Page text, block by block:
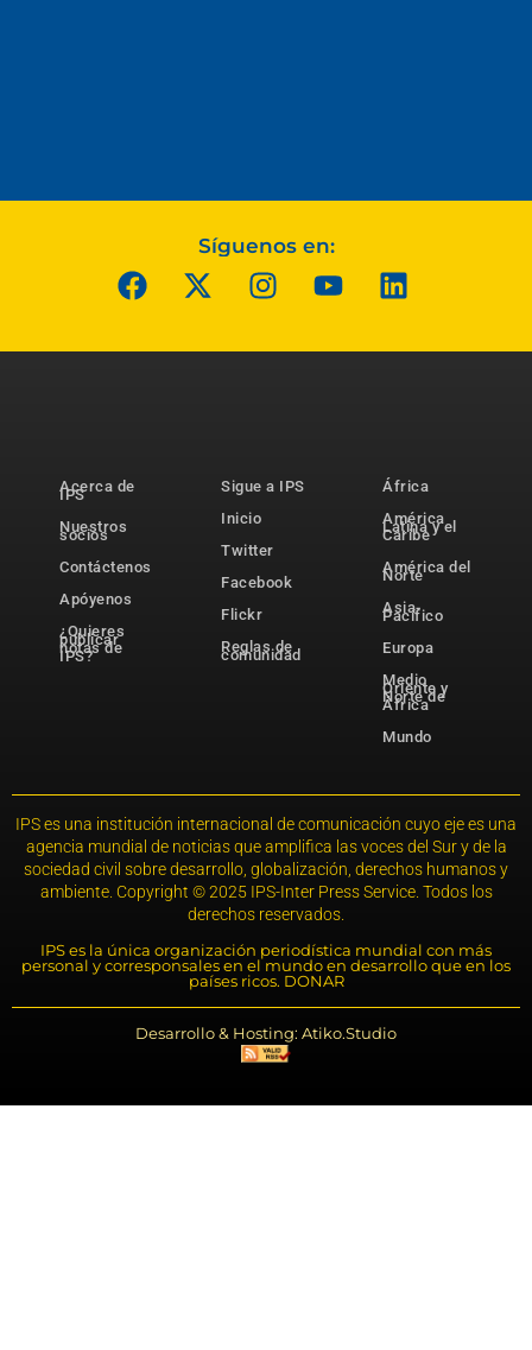
Síguenos en:
Acerca de
IPS
Nuestros
socios
Contáctenos
Apóyenos
¿Quieres
publicar
notas de
IPS?
Sigue a IPS
Inicio
Twitter
Facebook
Flickr
Reglas de
comunidad
África
América
Latina y el
Caribe
América del
Norte
Asia-
Pacífico
Europa
Medio
Oriente y
Norte de
África
Mundo
IPS es una institución internacional de comunicación cuyo eje es una
agencia mundial de noticias que amplifica las voces del Sur y de la
sociedad civil sobre desarrollo, globalización, derechos humanos y
ambiente. Copyright © 2025 IPS-Inter Press Service. Todos los
derechos reservados.
IPS es la única organización periodística mundial con más
personal y corresponsales en el mundo en desarrollo que en los
países ricos. DONAR
Desarrollo & Hosting: Atiko.Studio